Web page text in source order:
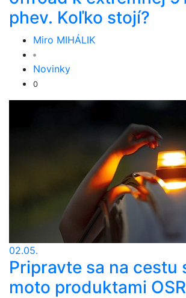
phev. Koľko stojí?
Miro MIHÁLIK
Novinky
0
02.05.
Pripravte sa na cestu
moto produktami